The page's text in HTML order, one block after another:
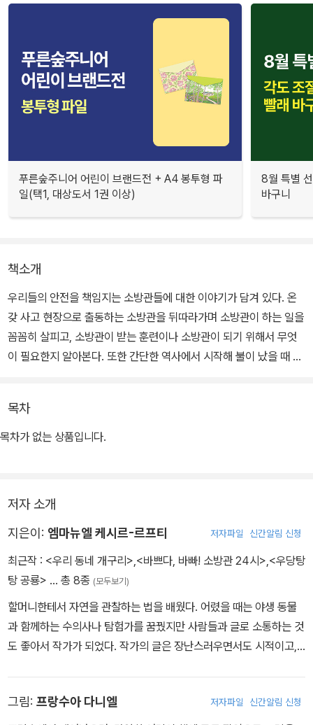
푸른숲주니어 어린이 브랜드전 + A4 봉투형 파
일(택1, 대상도서 1권 이상)
8월 특별
바구니
책소개
우리들의 안전을 책임지는 소방관들에 대한 이야기가 담겨 있다. 온
갖 사고 현장으로 출동하는 소방관을 뒤따라가며 소방관이 하는 일을
꼼꼼히 살피고, 소방관이 받는 훈련이나 소방관이 되기 위해서 무엇
이 필요한지 알아본다. 또한 간단한 역사에서 시작해 불이 났을 때 출
모든 정보를 한눈에 들여다볼 수 있다.
목차
목차가 없는 상품입니다.
저자 소개
지은이: 엠마뉴엘 케시르-르프티 저자파일 신간알림 신청
최근작 : <우리 동네 개구리>,<바쁘다, 바빠! 소방관 24시>,<우당탕
탕 공룡> … 총 8종 (모두보기)
할머니한테서 자연을 관찰하는 법을 배웠다. 어렸을 때는 야생 동물
과 함께하는 수의사나 탐험가를 꿈꿨지만 사람들과 글로 소통하는 것
도 좋아서 작가가 되었다. 작가의 글은 장난스러우면서도 시적이고,
그림: 프랑수아 다니엘 저자파일 신간알림 신청